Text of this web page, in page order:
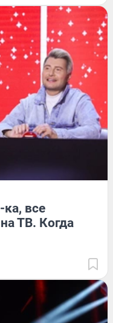
все
ТВ. Когда